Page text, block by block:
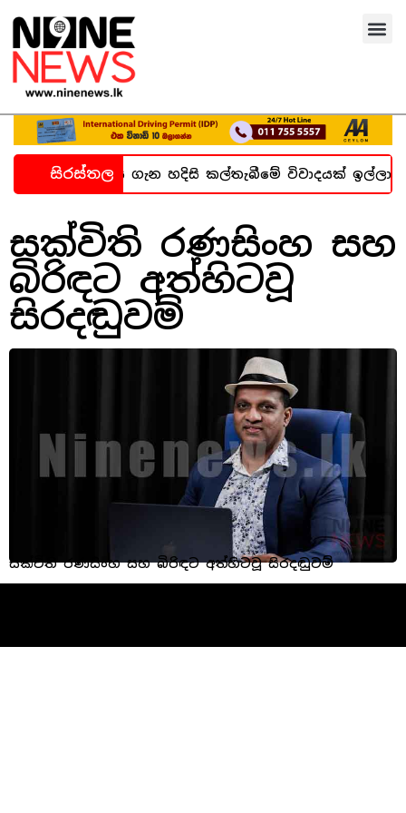
සිරස්තල
සිද්ධිය ගැන හදිසි කල්තැබීමේ විවාදයක් ඉල්ලා
සක්විති රණසිංහ සහ
බිරිඳට අත්හිටවූ
සිරදඬුවම්
සක්විති රණසිංහ සහ බිරිඳට අත්හිටවූ සිරදඬුවම්